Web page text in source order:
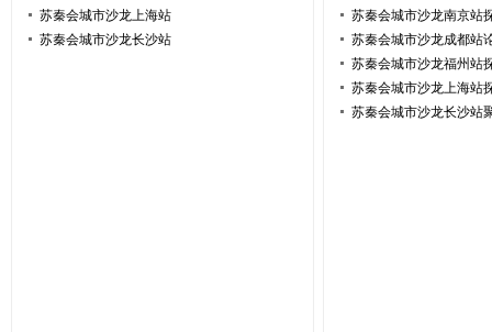
苏秦会城市沙龙上海站
苏秦会城市沙龙长沙站
苏秦会城市沙龙南京站
苏秦会城市沙龙成都站
苏秦会城市沙龙福州站
苏秦会城市沙龙上海站
苏秦会城市沙龙长沙站